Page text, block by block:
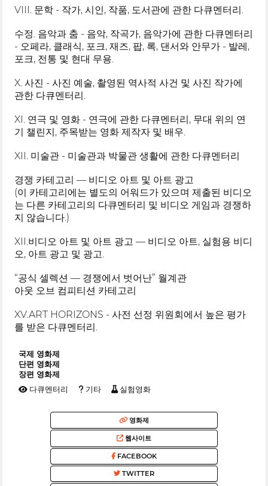
VIII. 문학 - 작가, 시인, 작품, 도서관에 관한 다큐멘터리.
수정. 음악과 춤 - 음악, 작곡가, 음악가에 관한 다큐멘터리
- 오페라, 클래식, 포크, 재즈, 팝, 록, 댄서와 안무가 - 발레,
포크, 전통 및 현대 무용.
X. 사진 - 사진 예술, 촬영된 역사적 사건 및 사진 작가에
관한 다큐멘터리.
XI. 연극 및 영화 - 연극에 관한 다큐멘터리, 무대 위의 연
기 챌린지, 주목받는 영화 제작자 및 배우.
XII. 미술관 - 미술관과 박물관 생활에 관한 다큐멘터리
경쟁 카테고리 — 비디오 아트 및 아트 광고
(이 카테고리에는 별도의 어워드가 있으며 제출된 비디오
는 다른 카테고리의 다큐멘터리 및 비디오 게임과 경쟁하
지 않습니다.)
XII.비디오 아트 및 아트 광고 — 비디오 아트, 실험용 비디
오, 아트 광고 및 광고.
“공식 셀렉션 — 경쟁에서 벗어난” 월계관
아웃 오브 컴피티션 카테고리
XV.ART HORIZONS - 사전 선정 위원회에서 높은 평가
를 받은 다큐멘터리.
국제 영화제
단편 영화제
장편 영화제
다큐멘터리 기타 실험영화
영화제
웹사이트
FACEBOOK
TWITTER